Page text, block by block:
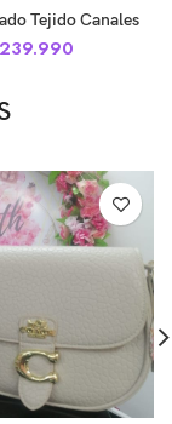
Tejido Canales
239.990